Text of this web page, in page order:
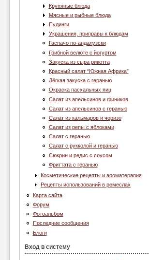
Крупяные блюда
Мясные и рыбные блюда
Пудинги
Украшения, приправы к блюдам
Гаспачо по-андалузски
Грибной велюте с йогуртом
Закуска из сыра рикотта
Красный салат “Южная Африка”
Лёгкая закуска с геранью
Окраска пасхальных яиц
Салат из апельсинов и фиников
Салат из апельсинов с геранью
Салат из кальмаров и чоризо
Салат из репы с яблоками
Салат с геранью
Салат с рукколой и геранью
Сюкрин и редис с соусом
Фриттата с геранью
Косметические рецепты и ароматерапия
Рецепты использований в ремеслах
Карта сайта
Форум
Фотоальбом
Последние сообщения
Блоги
Вход в систему